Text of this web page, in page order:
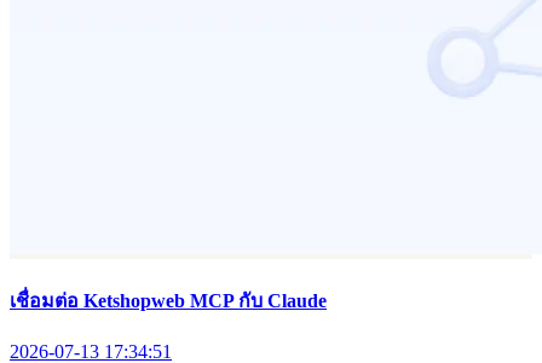
เชื่อมต่อ Ketshopweb MCP กับ Claude
2026-07-13 17:34:51